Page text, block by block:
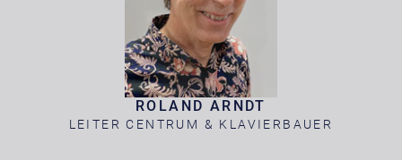
ROLAND ARNDT
LEITER CENTRUM & KLAVIERBAUER